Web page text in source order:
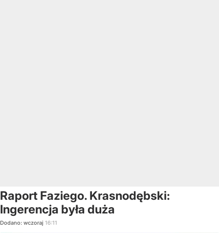
Raport Faziego. Krasnodębski:
Ingerencja była duża
Dodano: wczoraj 16:11